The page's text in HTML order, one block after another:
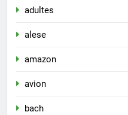
adultes
alese
amazon
avion
bach